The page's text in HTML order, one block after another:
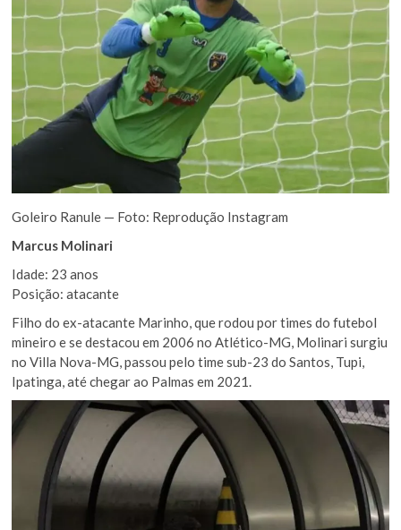
Goleiro Ranule — Foto: Reprodução Instagram
Marcus Molinari
Idade: 23 anos
Posição: atacante
Filho do ex-atacante Marinho, que rodou por times do futebol
mineiro e se destacou em 2006 no Atlético-MG, Molinari surgiu
no Villa Nova-MG, passou pelo time sub-23 do Santos, Tupi,
Ipatinga, até chegar ao Palmas em 2021.